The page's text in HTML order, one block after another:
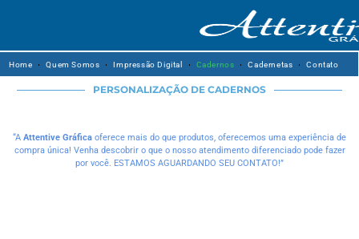
Home Quem Somos Impressão Digital Cadernos Cadernetas Contato
PERSONALIZAÇÃO DE CADERNOS
“A Attentive Gráfica oferece mais do que produtos, oferecemos uma experiência de
compra única! Venha descobrir o que o nosso atendimento diferenciado pode fazer
por você. ESTAMOS AGUARDANDO SEU CONTATO!”